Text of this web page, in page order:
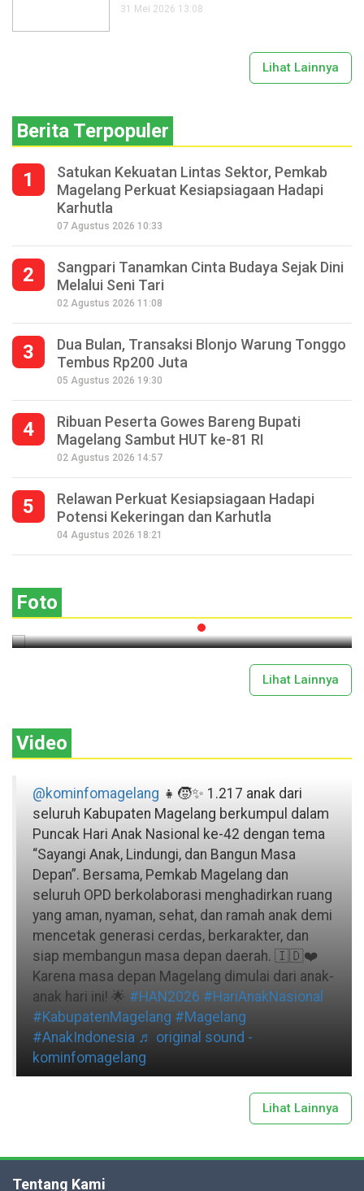
31 Mei 2026 13:08
Lihat Lainnya
Berita Terpopuler
1
Satukan Kekuatan Lintas Sektor, Pemkab
Magelang Perkuat Kesiapsiagaan Hadapi
Karhutla
07 Agustus 2026 10:33
2
Sangpari Tanamkan Cinta Budaya Sejak Dini
Melalui Seni Tari
02 Agustus 2026 11:08
3
Dua Bulan, Transaksi Blonjo Warung Tonggo
Tembus Rp200 Juta
05 Agustus 2026 19:30
4
Ribuan Peserta Gowes Bareng Bupati
Magelang Sambut HUT ke-81 RI
02 Agustus 2026 14:57
5
Relawan Perkuat Kesiapsiagaan Hadapi
Potensi Kekeringan dan Karhutla
04 Agustus 2026 18:21
Foto
Seperempat Abad Perhelatan Festival
Lima Gunung XXV Kobarkan Semangat
Lihat Lainnya
Video
@kominfomagelang 👧🧒✨ 1.217 anak dari
seluruh Kabupaten Magelang berkumpul dalam
Puncak Hari Anak Nasional ke-42 dengan tema
“Sayangi Anak, Lindungi, dan Bangun Masa
Depan”. Bersama, Pemkab Magelang dan
seluruh OPD berkolaborasi menghadirkan ruang
yang aman, nyaman, sehat, dan ramah anak demi
mencetak generasi cerdas, berkarakter, dan
siap membangun masa depan daerah. 🇮🇩❤️
Karena masa depan Magelang dimulai dari anak-
anak hari ini! 🌟 #HAN2026 #HariAnakNasional
#KabupatenMagelang #Magelang
#AnakIndonesia ♬ original sound -
kominfomagelang
Lihat Lainnya
Tentang Kami